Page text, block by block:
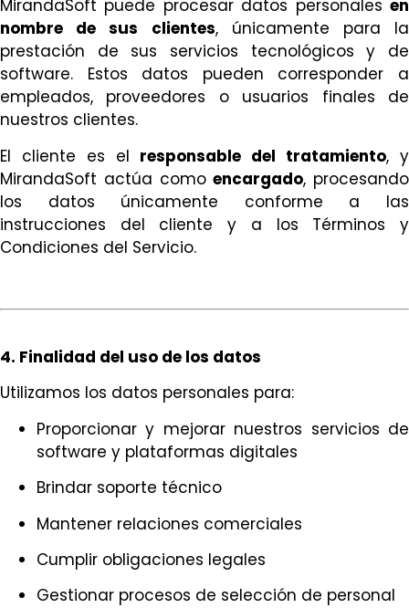
MirandaSoft puede procesar datos personales en
nombre de sus clientes, únicamente para la
prestación de sus servicios tecnológicos y de
software. Estos datos pueden corresponder a
empleados, proveedores o usuarios finales de
nuestros clientes.
El cliente es el responsable del tratamiento, y
MirandaSoft actúa comoencargado, procesando
los datos únicamente conforme a las
instrucciones del cliente y a los Términos y
Condiciones del Servicio.
4. Finalidad del uso de los datos
Utilizamos los datos personales para:
Proporcionar y mejorar nuestros servicios de
software y plataformas digitales
Brindar soporte técnico
Mantener relaciones comerciales
Cumplir obligaciones legales
Gestionar procesos de selección de personal